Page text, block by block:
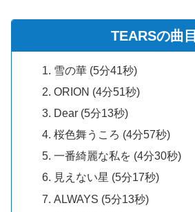
TEARSの曲目
雪の華 (5分41秒)
ORION (4分51秒)
Dear (5分13秒)
桜色舞うころ (4分57秒)
一番綺麗な私を (4分30秒)
見えない星 (5分17秒)
ALWAYS (5分13秒)